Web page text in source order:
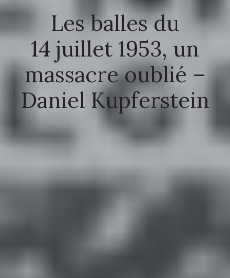
Les balles du
14 juillet 1953, un
massacre oublié –
Daniel Kupferstein